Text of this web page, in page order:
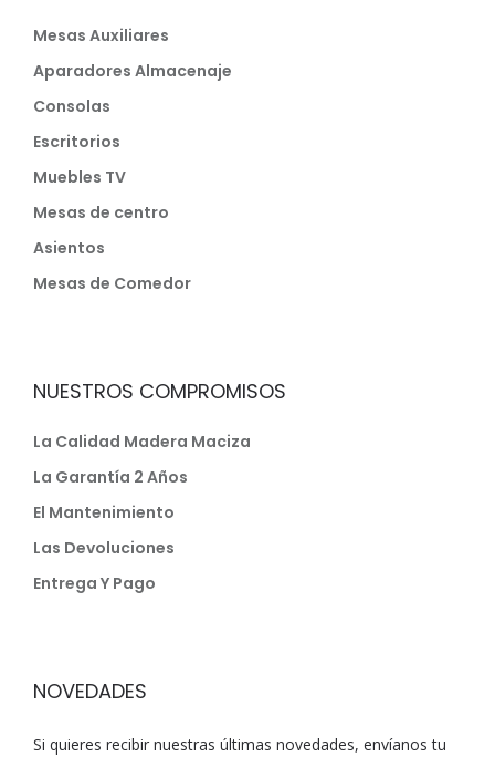
Mesas Auxiliares
Aparadores Almacenaje
Consolas
Escritorios
Muebles TV
Mesas de centro
Asientos
Mesas de Comedor
NUESTROS COMPROMISOS
La Calidad Madera Maciza
La Garantía 2 Años
El Mantenimiento
Las Devoluciones
Entrega Y Pago
NOVEDADES
Si quieres recibir nuestras últimas novedades, envíanos tu